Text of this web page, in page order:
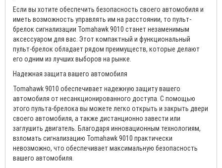
Если вы хотите обеспечить безопасность своего автомобиля и
иметь возможность управлять им на расстоянии, то пульт-
брелок сигнализации Tomahawk 9010 станет незаменимым
аксессуаром для вас. Этот компактный и функциональный
пульт-брелок обладает рядом преимуществ, которые делают
его одним из лучших выборов на рынке.
Надежная защита вашего автомобиля
Tomahawk 9010 обеспечивает надежную защиту вашего
автомобиля от несанкционированного доступа. С помощью
этого пульта-брелока вы можете легко открыть и закрыть двери
своего автомобиля, а также дистанционно завести или
заглушить двигатель. Благодаря инновационным технологиям,
взломать сигнализацию Tomahawk 9010 практически
невозможно, что обеспечивает максимальную безопасность
вашего автомобиля.